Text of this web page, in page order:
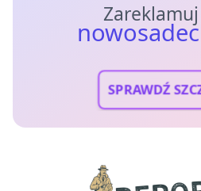
SPRAWDŹ